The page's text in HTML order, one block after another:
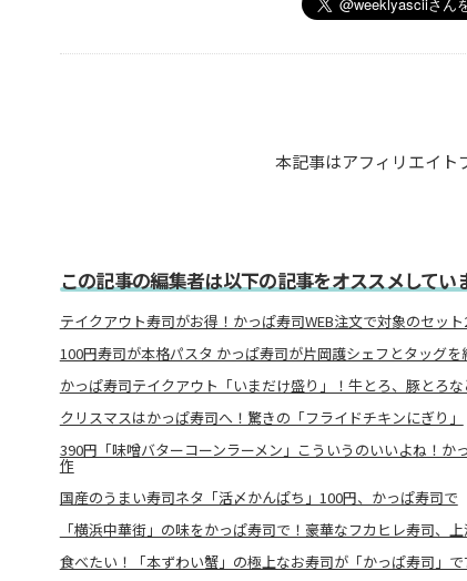
本記事はアフィリエイト
この記事の編集者は以下の記事をオススメしてい
テイクアウト寿司がお得！かっぱ寿司WEB注文で対象のセット
100円寿司が本格パスタ かっぱ寿司が片岡護シェフとタッグを
かっぱ寿司テイクアウト「いまだけ盛り」！牛とろ、豚とろ
クリスマスはかっぱ寿司へ！驚きの「フライドチキンにぎり」
390円「味噌バターコーンラーメン」こういうのいいよね！か
作
国産のうまい寿司ネタ「活〆かんぱち」100円、かっぱ寿司で
「横浜中華街」の味をかっぱ寿司で！豪華なフカヒレ寿司、
食べたい！「本ずわい蟹」の極上なお寿司が「かっぱ寿司」